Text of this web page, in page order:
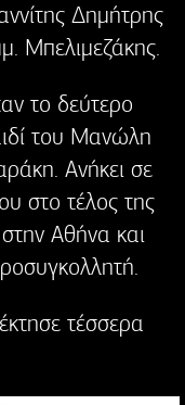
Δημήτρης
Μπελιμεζάκης.
το δεύτερο
του Μανώλη
Ανήκει σε
στο τέλος της
Αθήνα και
τέσσερα